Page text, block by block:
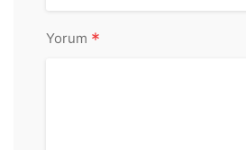
Yorum *